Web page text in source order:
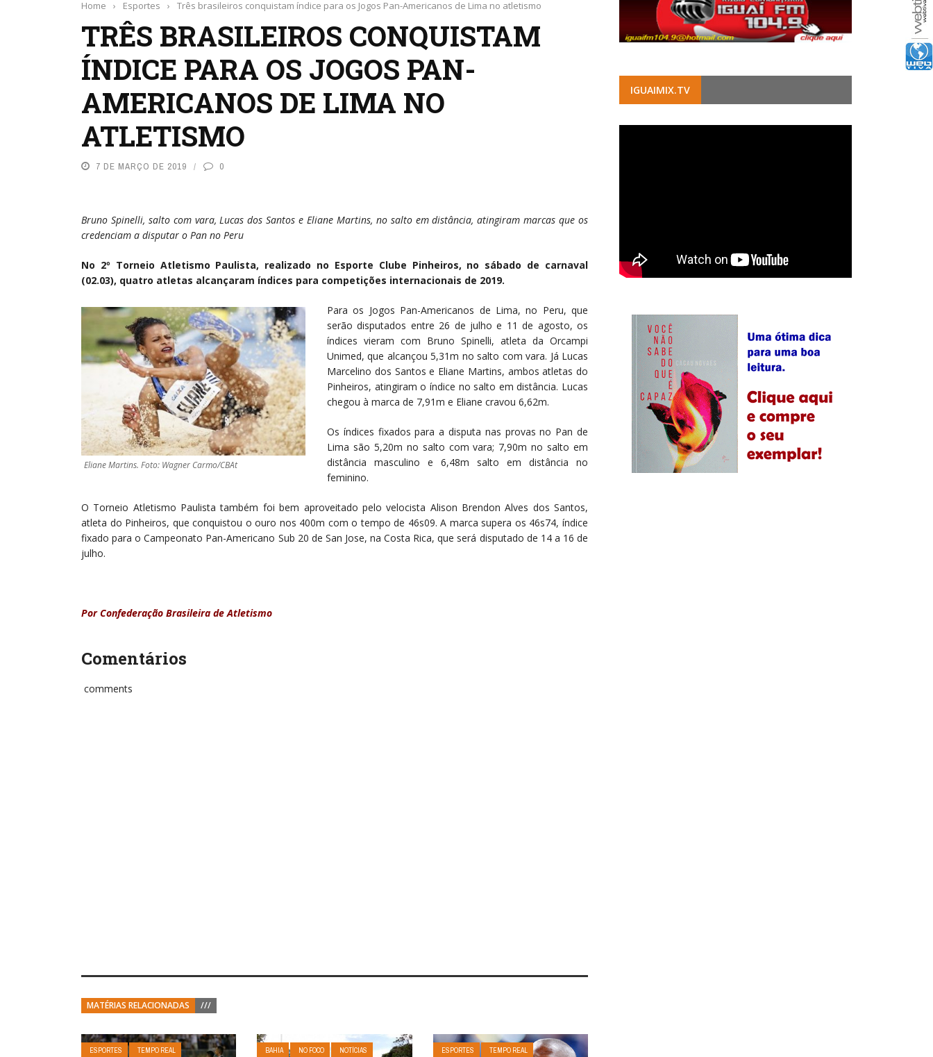
Home › Esportes › Três brasileiros conquistam índice para os Jogos Pan-Americanos de Lima no atletismo
TRÊS BRASILEIROS CONQUISTAM
ÍNDICE PARA OS JOGOS PAN-
AMERICANOS DE LIMA NO
ATLETISMO
7 DE MARÇO DE 2019 0
Bruno Spinelli, salto com vara, Lucas dos Santos e Eliane Martins, no salto em distância, atingiram marcas que os
credenciam a disputar o Pan no Peru
No 2º Torneio Atletismo Paulista, realizado no Esporte Clube Pinheiros, no sábado de carnaval
(02.03), quatro atletas alcançaram índices para competições internacionais de 2019.
Eliane Martins. Foto: Wagner Carmo/CBAt
Para os Jogos Pan-Americanos de Lima, no Peru, que
serão disputados entre 26 de julho e 11 de agosto, os
índices vieram com Bruno Spinelli, atleta da Orcampi
Unimed, que alcançou 5,31m no salto com vara. Já Lucas
Marcelino dos Santos e Eliane Martins, ambos atletas do
Pinheiros, atingiram o índice no salto em distância. Lucas
chegou à marca de 7,91m e Eliane cravou 6,62m.
Os índices fixados para a disputa nas provas no Pan de
Lima são 5,20m no salto com vara; 7,90m no salto em
distância masculino e 6,48m salto em distância no
feminino.
O Torneio Atletismo Paulista também foi bem aproveitado pelo velocista Alison Brendon Alves dos Santos,
atleta do Pinheiros, que conquistou o ouro nos 400m com o tempo de 46s09. A marca supera os 46s74, índice
fixado para o Campeonato Pan-Americano Sub 20 de San Jose, na Costa Rica, que será disputado de 14 a 16 de
julho.
Por Confederação Brasileira de Atletismo
Comentários
comments
MATÉRIAS RELACIONADAS ///
ESPORTES TEMPO REAL BAHIA NO FOCO
NOTÍCIAS
ESPORTES TEMPO REAL
IGUAIMIX.TV